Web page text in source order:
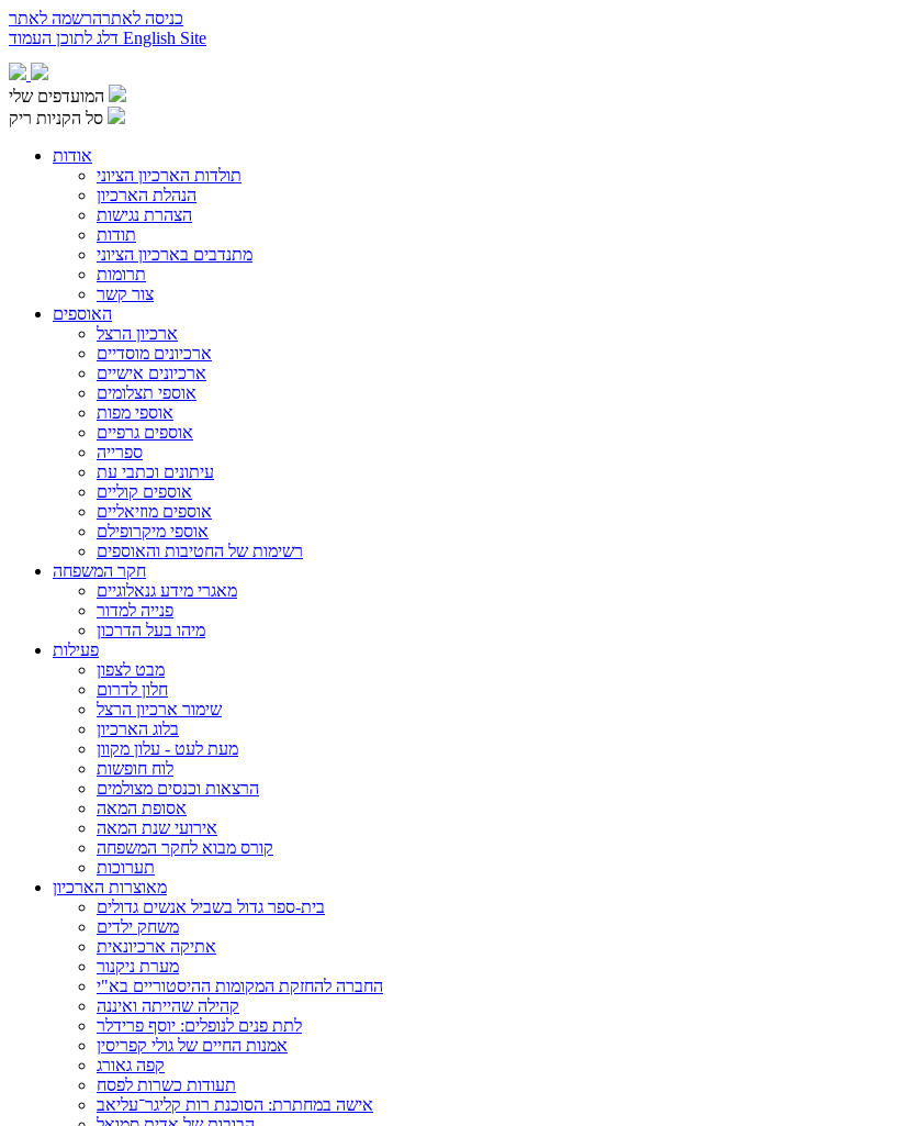
כניסה לאתרהרשמה לאתר
English Site
המועדפים שלי
סל הקניות ריק
אודות
תולדות הארכיון הציוני
הנהלת הארכיון
הצהרת נגישות
תודות
מתנדבים בארכיון הציוני
תרומות
צור קשר
האוספים
ארכיון הרצל
ארכיונים מוסדיים
ארכיונים אישיים
אוספי תצלומים
אוספי מפות
אוספים גרפיים
ספרייה
עיתונים וכתבי עת
אוספים קוליים
אוספים מוזיאליים
אוספי מיקרופילם
רשימות של החטיבות והאוספים
חקר המשפחה
מאגרי מידע גנאלוגיים
פנייה למדור
מיהו בעל הדרכון
פעילות
מבט לצפון
חלון לדרום
שימור ארכיון הרצל
בלוג הארכיון
מעת לעט - עלון מקוון
לוח חופשות
הרצאות וכנסים מצולמים
אסופת המאה
אירועי שנת המאה
קורס מבוא לחקר המשפחה
תערוכות
מאוצרות הארכיון
בית-ספר גדול בשביל אנשים גדולים
משחק ילדים
אתיקה ארכיונאית
מערת ניקנור
החברה להחזקת המקומות ההיסטוריים בא"י
קהילה שהייתה ואיננה
לתת פנים לנופלים: יוסף פרידלר
אמנות החיים של גולי קפריסין
קפה גאורג
תעודות כשרות לפסח
אישה במחתרת: הסוכנת רות קליגר־עליאב